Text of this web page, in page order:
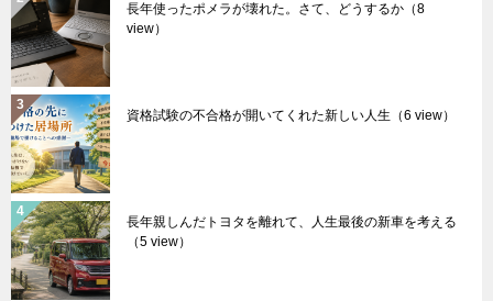
長年使ったポメラが壊れた。さて、どうするか （8
view）
資格試験の不合格が開いてくれた新しい人生 （6 view）
長年親しんだトヨタを離れて、人生最後の新車を考える
（5 view）